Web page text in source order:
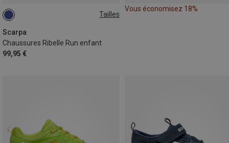
Tailles
Scarpa
Chaussures Ribelle Run enfant
99,95 €
28
Vous économisez 18%